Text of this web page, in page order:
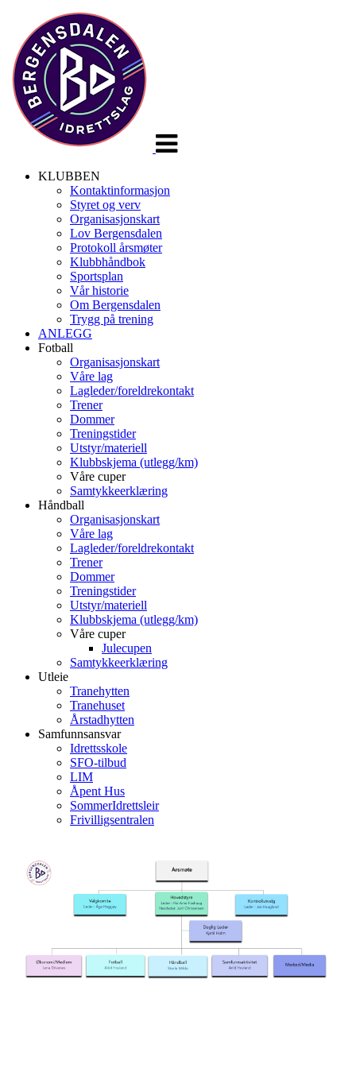
KLUBBEN
Kontaktinformasjon
Styret og verv
Organisasjonskart
Lov Bergensdalen
Protokoll årsmøter
Klubbhåndbok
Sportsplan
Vår historie
Om Bergensdalen
Trygg på trening
ANLEGG
Fotball
Organisasjonskart
Våre lag
Lagleder/foreldrekontakt
Trener
Dommer
Treningstider
Utstyr/materiell
Klubbskjema (utlegg/km)
Våre cuper
Samtykkeerklæring
Håndball
Organisasjonskart
Våre lag
Lagleder/foreldrekontakt
Trener
Dommer
Treningstider
Utstyr/materiell
Klubbskjema (utlegg/km)
Våre cuper
Julecupen
Samtykkeerklæring
Utleie
Tranehytten
Tranehuset
Årstadhytten
Samfunnsansvar
Idrettsskole
SFO-tilbud
LIM
Åpent Hus
SommerIdrettsleir
Frivilligsentralen
My headline